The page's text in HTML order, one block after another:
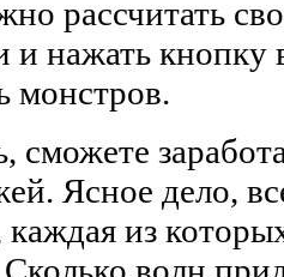
рассчитать
и нажать кнопку
монстров.
сможете
Ясное дело,
из